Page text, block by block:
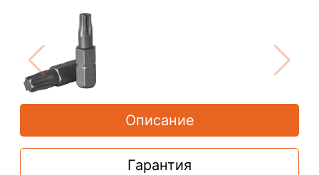
Описание
Гарантия